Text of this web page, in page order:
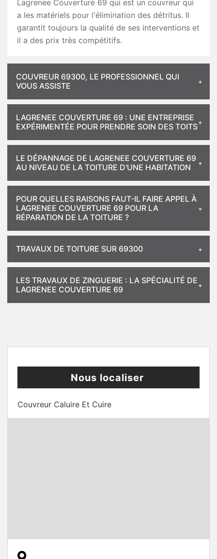
Lagrenee Couverture 69 qui est un couvreur qui
a les matériels pour l'élimination des détritus. Il
garantit toujours la qualité de ses interventions et
il a des prix très compétitifs.
COUVREUR 69300, LE PROFESSIONNEL QUI
VOUS ASSISTE
LAGRENEE COUVERTURE 69 : UNE ENTREPRISE
EXPÉRIMENTÉE POUR PRENDRE SOIN DES TOITS
LE DÉPANNAGE DE LAGRENEE COUVERTURE 69
AU NIVEAU DE LA TOITURE D'UNE HABITATION
POUR QUELLES RAISONS FAUT-IL FAIRE APPEL À
LAGRENEE COUVERTURE 69 POUR LA
RÉPARATION DE LA TOITURE ?
TRAVAUX DE TOITURE SUR 69300
LES TRAVAUX DE ZINGUERIE : LA SPÉCIALITÉ DE
LAGRENEE COUVERTURE 69
Nous localiser
Couvreur Caluire Et Cuire